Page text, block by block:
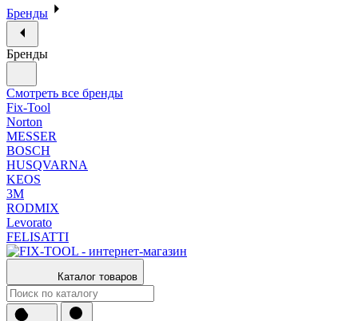
Бренды
Бренды
Смотреть все бренды
Fix-Tool
Norton
MESSER
BOSCH
HUSQVARNA
KEOS
3М
RODMIX
Levorato
FELISATTI
Каталог товаров